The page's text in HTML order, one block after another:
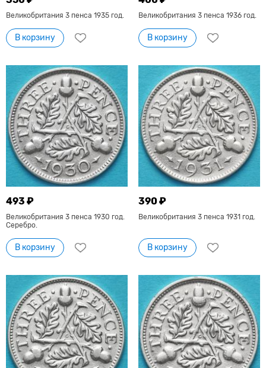
Великобритания 3 пенса 1935 год.
В корзину
Великобритания 3 пенса 1936 год.
В корзину
493 ₽
Великобритания 3 пенса 1930 год.
Серебро.
В корзину
390 ₽
Великобритания 3 пенса 1931 год.
В корзину